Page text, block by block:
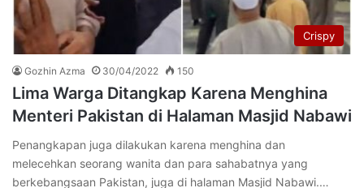
Crispy
Gozhin Azma 30/04/2022 150
Lima Warga Ditangkap Karena Menghina
Menteri Pakistan di Halaman Masjid Nabawi
Penangkapan juga dilakukan karena menghina dan
melecehkan seorang wanita dan para sahabatnya yang
berkebangsaan Pakistan, juga di halaman Masjid Nabawi.…